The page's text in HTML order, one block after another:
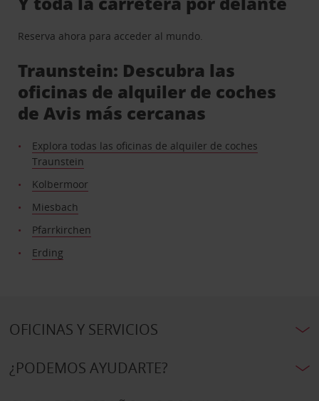
Reserva ahora para acceder al mundo.
Traunstein: Descubra las
oficinas de alquiler de coches
de Avis más cercanas
Explora todas las oficinas de alquiler de coches
Traunstein
Kolbermoor
Miesbach
Pfarrkirchen
Erding
OFICINAS Y SERVICIOS
¿PODEMOS AYUDARTE?